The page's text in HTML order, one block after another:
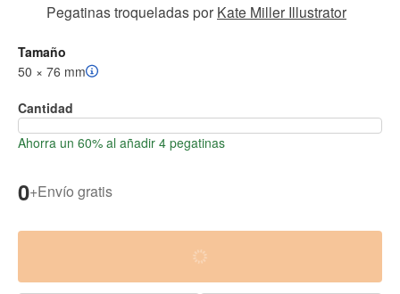
Pegatinas troqueladaspor Kate Miller Illustrator
Tamaño
50 × 76 mm
Cantidad
Ahorra un 60% al añadir 4 pegatinas
0+Envío gratis